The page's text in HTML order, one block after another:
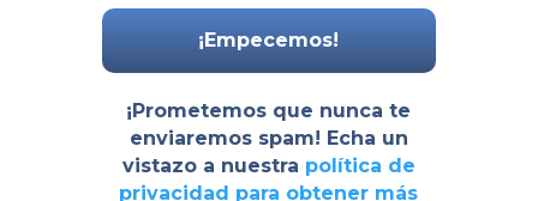
¡Prometemos que nunca te
enviaremos spam! Echa un
vistazo a nuestra política de
privacidad para obtener más